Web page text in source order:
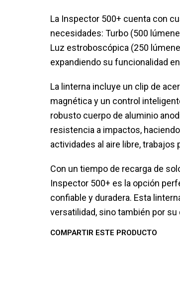
La Inspector 500+ cuenta con
necesidades: Turbo (500
Luz estroboscópica (250
expandiendo su funcionalidad
La linterna incluye un clip de
magnética y un control
robusto cuerpo de aluminio
resistencia a impactos,
actividades al aire libre,
Con un tiempo de recarga de
Inspector 500+ es la opción
confiable y duradera. Esta
versatilidad, sino también por
COMPARTIR ESTE PRODUCTO